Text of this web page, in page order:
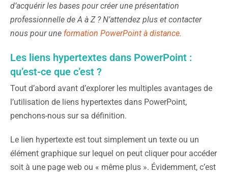
d’acquérir les bases pour créer une présentation
professionnelle de A à Z ? N’attendez plus et contacter
nous pour une formation PowerPoint à distance.
Les liens hypertextes dans PowerPoint :
qu’est-ce que c’est ?
Tout d’abord avant d’explorer les multiples avantages de
l’utilisation de liens hypertextes dans PowerPoint,
penchons-nous sur sa définition.
Le lien hypertexte est tout simplement un texte ou un
élément graphique sur lequel on peut cliquer pour accéder
soit à une page web ou « même plus ». Évidemment, c’est